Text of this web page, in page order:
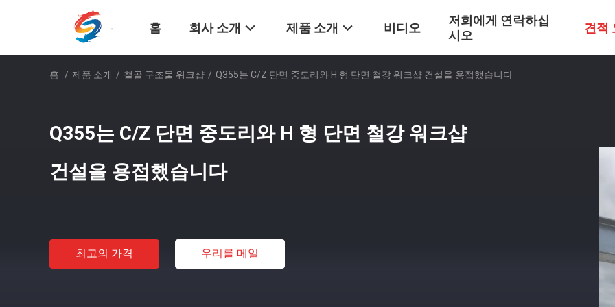
홈 회사 소개 제품 소개 비디오
저희에게 연락하십
시오
견적
홈 / 제품 소개 / 철골 구조물 워크샵 / Q355는 C/Z 단면 중도리와 H 형 단면 철강 워크샵 건설을 용접했습니다
Q355는 C/Z 단면 중도리와 H 형 단면 철강 워크샵
건설을 용접했습니다
최고의 가격 우리를 메일